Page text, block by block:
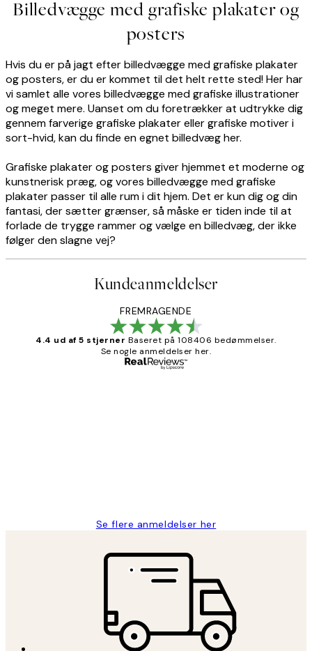
Billedvægge med grafiske plakater og
posters
Hvis du er på jagt efter billedvægge med grafiske plakater
og posters, er du er kommet til det helt rette sted! Her har
vi samlet alle vores billedvægge med grafiske illustrationer
og meget mere. Uanset om du foretrækker at udtrykke dig
gennem farverige grafiske plakater eller grafiske motiver i
sort-hvid, kan du finde en egnet billedvæg her.
Grafiske plakater og posters giver hjemmet et moderne og
kunstnerisk præg, og vores billedvægge med grafiske
plakater passer til alle rum i dit hjem. Det er kun dig og din
fantasi, der sætter grænser, så måske er tiden inde til at
forlade de trygge rammer og vælge en billedvæg, der ikke
følger den slagne vej?
Kundeanmeldelser
FREMRAGENDE
4.4 ud af 5 stjerner Baseret på 108406 bedømmelser.
Se nogle anmeldelser her.
Se flere anmeldelser her